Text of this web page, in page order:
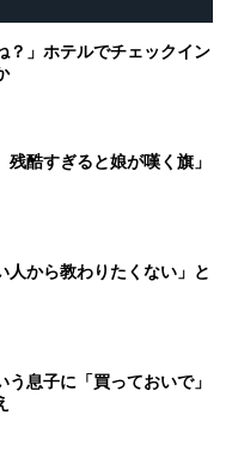
？」ホテルでチェックイン
残酷すぎると娘が嘆く旗」
人から教わりたくない」と
息子に「買っておいで」